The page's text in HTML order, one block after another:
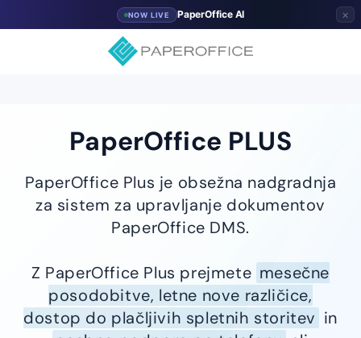
NOW LIVE PaperOffice AI ×
PaperOffice PLUS
PaperOffice Plus je obsežna nadgradnja
za sistem za upravljanje dokumentov
PaperOffice DMS.
Z PaperOffice Plus prejmete mesečne
posodobitve, letne nove različice,
dostop do plačljivih spletnih storitev in